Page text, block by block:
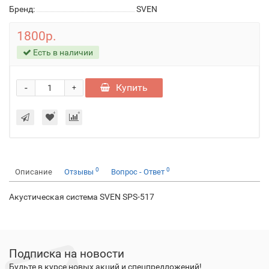
Бренд:
SVEN
1800р.
Есть в наличии
+
- Купить
Описание Отзывы 0 Вопрос - Ответ 0
Акустическая система SVEN SPS-517
Подписка на новости
Будьте в курсе новых акций и спецпредложений!